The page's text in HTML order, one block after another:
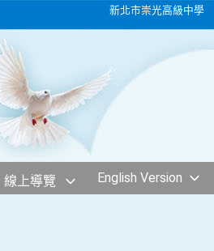
新北市崇光高級中學
線上導覽 English Version